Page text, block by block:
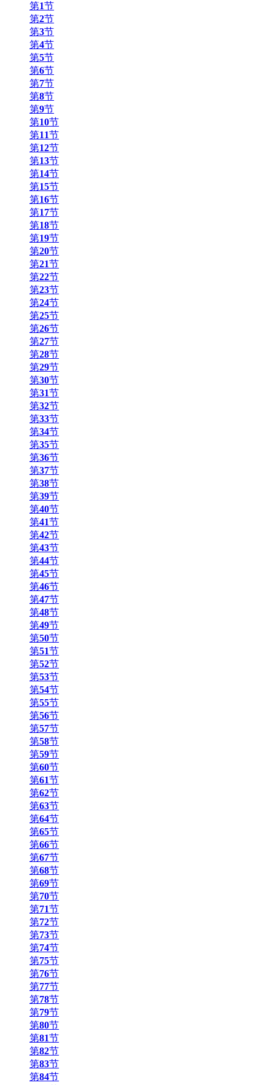
第1节
第2节
第3节
第4节
第5节
第6节
第7节
第8节
第9节
第10节
第11节
第12节
第13节
第14节
第15节
第16节
第17节
第18节
第19节
第20节
第21节
第22节
第23节
第24节
第25节
第26节
第27节
第28节
第29节
第30节
第31节
第32节
第33节
第34节
第35节
第36节
第37节
第38节
第39节
第40节
第41节
第42节
第43节
第44节
第45节
第46节
第47节
第48节
第49节
第50节
第51节
第52节
第53节
第54节
第55节
第56节
第57节
第58节
第59节
第60节
第61节
第62节
第63节
第64节
第65节
第66节
第67节
第68节
第69节
第70节
第71节
第72节
第73节
第74节
第75节
第76节
第77节
第78节
第79节
第80节
第81节
第82节
第83节
第84节